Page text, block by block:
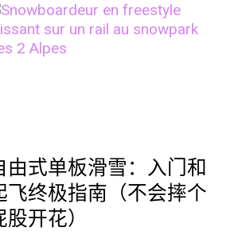
由式单板滑雪：入门和
飞终极指南（不会摔个
股开花）